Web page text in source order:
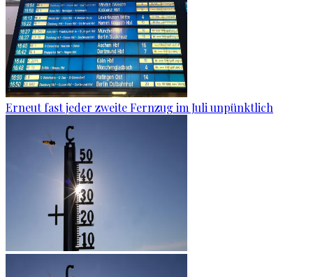
Erneut fast jeder zweite Fernzug im Juli unpünktlich